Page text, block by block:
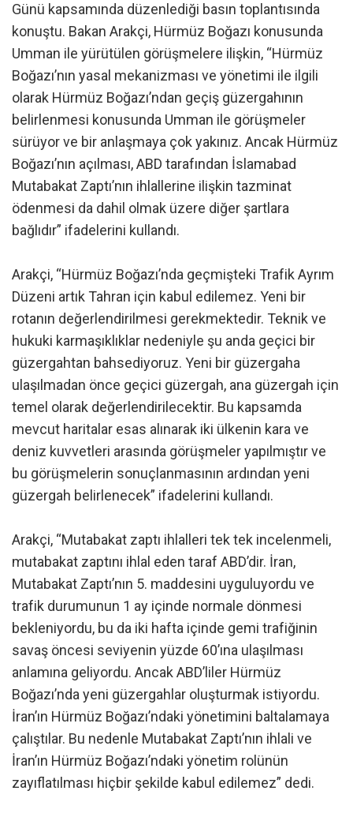
Günü kapsamında düzenlediği basın toplantısında
konuştu. Bakan Arakçi, Hürmüz Boğazı konusunda
Umman ile yürütülen görüşmelere ilişkin, “Hürmüz
Boğazı’nın yasal mekanizması ve yönetimi ile ilgili
olarak Hürmüz Boğazı’ndan geçiş güzergahının
belirlenmesi konusunda Umman ile görüşmeler
sürüyor ve bir anlaşmaya çok yakınız. Ancak Hürmüz
Boğazı’nın açılması, ABD tarafından İslamabad
Mutabakat Zaptı’nın ihlallerine ilişkin tazminat
ödenmesi da dahil olmak üzere diğer şartlara
bağlıdır” ifadelerini kullandı.
Arakçi, “Hürmüz Boğazı’nda geçmişteki Trafik Ayrım
Düzeni artık Tahran için kabul edilemez. Yeni bir
rotanın değerlendirilmesi gerekmektedir. Teknik ve
hukuki karmaşıklıklar nedeniyle şu anda geçici bir
güzergahtan bahsediyoruz. Yeni bir güzergaha
ulaşılmadan önce geçici güzergah, ana güzergah için
temel olarak değerlendirilecektir. Bu kapsamda
mevcut haritalar esas alınarak iki ülkenin kara ve
deniz kuvvetleri arasında görüşmeler yapılmıştır ve
bu görüşmelerin sonuçlanmasının ardından yeni
güzergah belirlenecek” ifadelerini kullandı.
Arakçi, “Mutabakat zaptı ihlalleri tek tek incelenmeli,
mutabakat zaptını ihlal eden taraf ABD’dir. İran,
Mutabakat Zaptı’nın 5. maddesini uyguluyordu ve
trafik durumunun 1 ay içinde normale dönmesi
bekleniyordu, bu da iki hafta içinde gemi trafiğinin
savaş öncesi seviyenin yüzde 60’ına ulaşılması
anlamına geliyordu. Ancak ABD’liler Hürmüz
Boğazı’nda yeni güzergahlar oluşturmak istiyordu.
İran’ın Hürmüz Boğazı’ndaki yönetimini baltalamaya
çalıştılar. Bu nedenle Mutabakat Zaptı’nın ihlali ve
İran’ın Hürmüz Boğazı’ndaki yönetim rolünün
zayıflatılması hiçbir şekilde kabul edilemez” dedi.